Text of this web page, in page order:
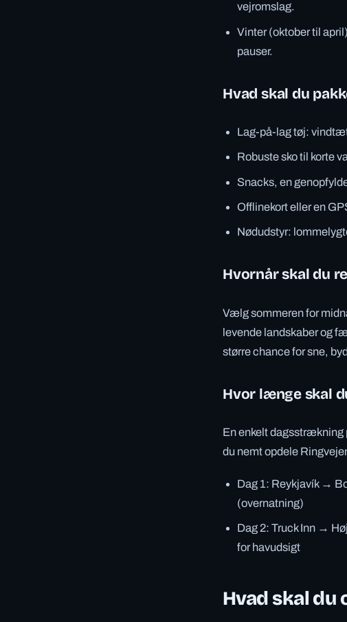
vejromslag.
Vinter (oktober til
pauser.
Hvad skal du
Lag-på-lag tøj:
Robuste sko til korte
Snacks, en
Offlinekort eller en
Nødudstyr:
Hvornår skal du
Vælg sommeren for
levende landskaber og
større chance for sne,
Hvor længe skal
En enkelt dagsstrækning
du nemt opdele
Dag 1: Reykjavík →
(overnatning)
Dag 2: Truck Inn →
for havudsigt
Hvad skal du